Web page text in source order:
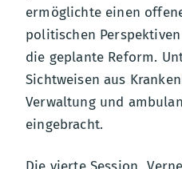
ermöglichte einen
politischen
die geplante Reform.
Sichtweisen aus
Verwaltung und
eingebracht.